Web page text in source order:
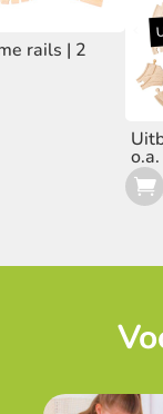
rails | 2
€